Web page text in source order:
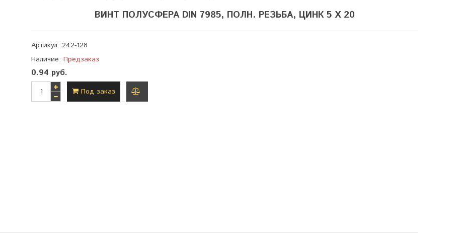
ВИНТ ПОЛУСФЕРА DIN 7985, ПОЛН. РЕЗЬБА, ЦИНК 5 Х 20
Артикул: 242-128
Наличие: Предзаказ
0.94 руб.
Под заказ